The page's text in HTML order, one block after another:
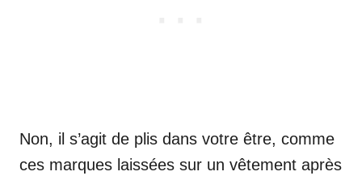
Non, il s’agit de plis dans votre être, comme
ces marques laissées sur un vêtement après